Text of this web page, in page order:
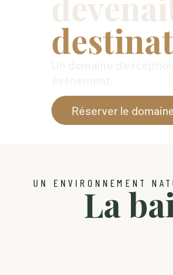
Un domaine
événement.
Réserver le
UN ENVIRONNEMENT
La